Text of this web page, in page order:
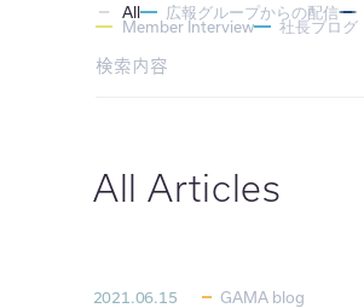
All 広報グループからの配信
Member Interview 社長ブログ
All Articles
2021.06.15 GAMA blog